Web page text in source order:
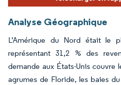
Analyse Géographique
L'Amérique du Nord était le
représentant 31,2 % des
demande aux États-Unis couvre
agrumes de Floride, les baies